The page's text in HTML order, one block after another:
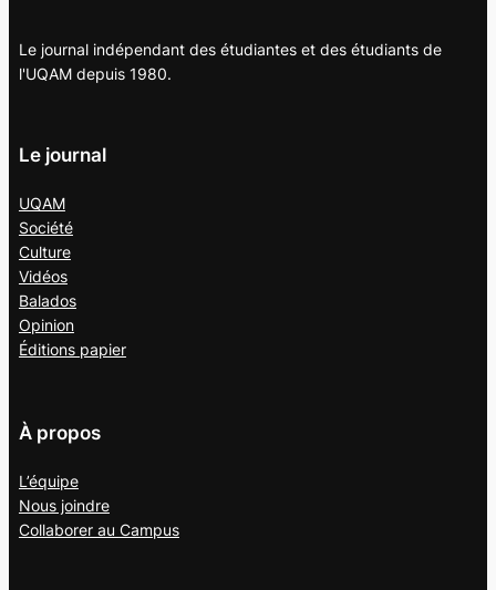
Le journal indépendant des étudiantes et des étudiants de
l'UQAM depuis 1980.
Le journal
UQAM
Société
Culture
Vidéos
Balados
Opinion
Éditions papier
À propos
L’équipe
Nous joindre
Collaborer au Campus